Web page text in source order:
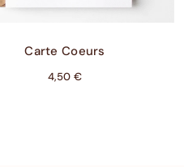
Carte Coeurs
4,50€